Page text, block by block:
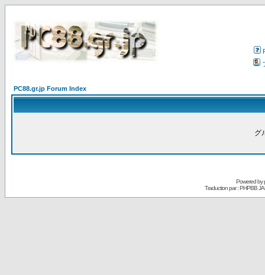
PC88.gr.jp Forum Index
グ
Powered by
Traduction par : PHPBB